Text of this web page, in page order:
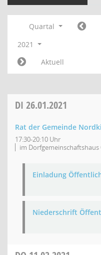
Quartal
2021
Aktuell
DI 26.01.2021
Rat der Gemeinde
17:30-20:10 Uhr
im Dorfgemeinschaftshaus
Einladung
Niederschrift